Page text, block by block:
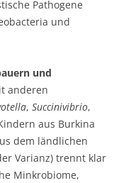
Pathogene
und
und
anderen
, Succinivibrio,
aus Burkina
dem ländlichen
Varianz) trennt klar
Minkrobiome,